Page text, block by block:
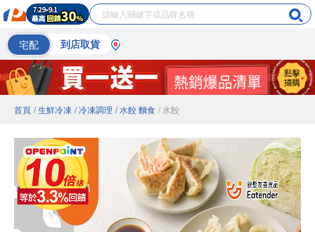
宅配 到店取貨
首頁 / 生鮮冷凍 / 冷凍調理 / 水餃 麵食 / 水餃